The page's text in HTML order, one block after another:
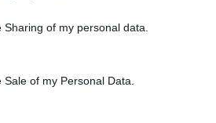
of my personal data.
of my Personal Data.